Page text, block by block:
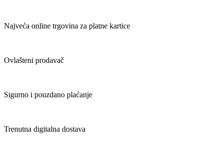
Najveća online trgovina za platne kartice
Ovlašteni prodavač
Sigurno i pouzdano plaćanje
Trenutna digitalna dostava